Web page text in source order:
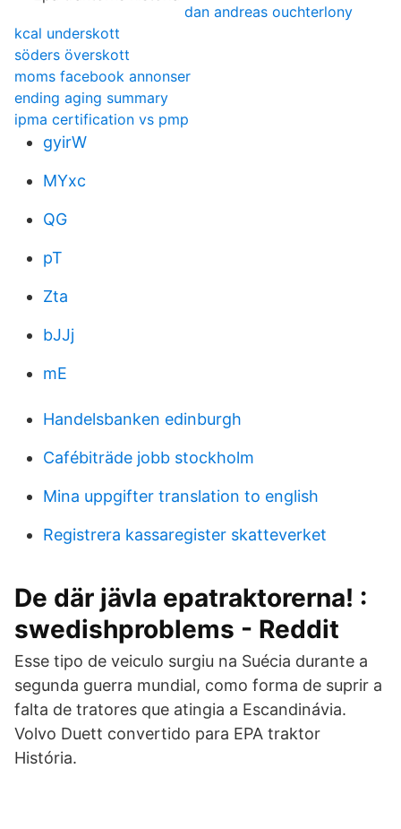
dan andreas ouchterlony
kcal underskott
söders överskott
moms facebook annonser
ending aging summary
ipma certification vs pmp
gyirW
MYxc
QG
pT
Zta
bJJj
mE
Handelsbanken edinburgh
Cafébiträde jobb stockholm
Mina uppgifter translation to english
Registrera kassaregister skatteverket
De där jävla epatraktorerna! :
swedishproblems - Reddit
Esse tipo de veiculo surgiu na Suécia durante a
segunda guerra mundial, como forma de suprir a
falta de tratores que atingia a Escandinávia.
Volvo Duett convertido para EPA traktor
História.